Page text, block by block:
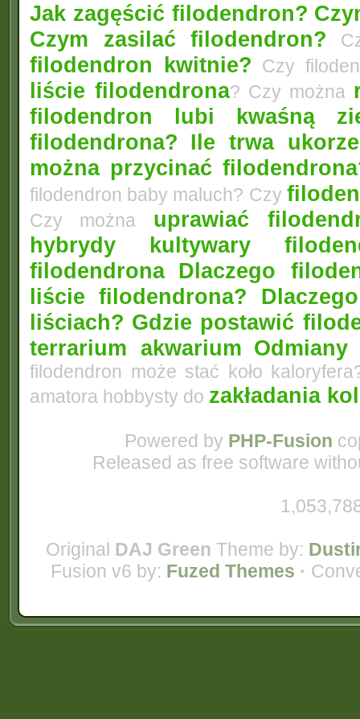
Jak zagęścić filodendron?
Czym zasilać filodendron?
filodendron kwitnie? Czy
liście filodendrona? Czy można
filodendron lubi kwaśną
filodendrona? Ile trwa
można przycinać
filodendron baby maluch? Czy
Czy można uprawiać
hybrydy kultywary
filodendrona Dlaczego
liście filodendrona?
liściach? Gdzie postawić
terrarium akwarium
filodendron może stać koło
amatora hobbysty do zakładania
Powered by PHP-Fusion
Released as free software
Original DAJ Green Theme by:
Fusion v6 by: Fuzed Themes ·